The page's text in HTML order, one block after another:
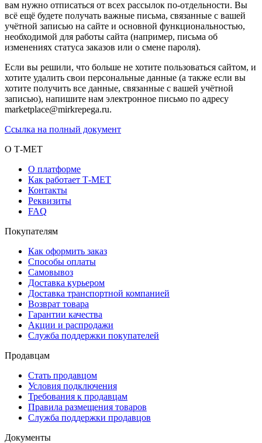
вам нужно отписаться от всех рассылок по-отдельности. Вы
всё ещё будете получать важные письма, связанные с вашей
учётной записью на сайте и основной функциональностью,
необходимой для работы сайта (например, письма об
изменениях статуса заказов или о смене пароля).
Если вы решили, что больше не хотите пользоваться сайтом, и
хотите удалить свои персональные данные (а также если вы
хотите получить все данные, связанные с вашей учётной
записью), напишите нам электронное письмо по адресу
marketplace@mirkrepega.ru.
Ссылка на полный документ
О Т-МЕТ
О платформе
Как работает Т-МЕТ
Контакты
Реквизиты
FAQ
Покупателям
Как оформить заказ
Способы оплаты
Самовывоз
Доставка курьером
Доставка транспортной компанией
Возврат товара
Гарантии качества
Акции и распродажи
Служба поддержки покупателей
Продавцам
Стать продавцом
Условия подключения
Требования к продавцам
Правила размещения товаров
Служба поддержки продавцов
Документы